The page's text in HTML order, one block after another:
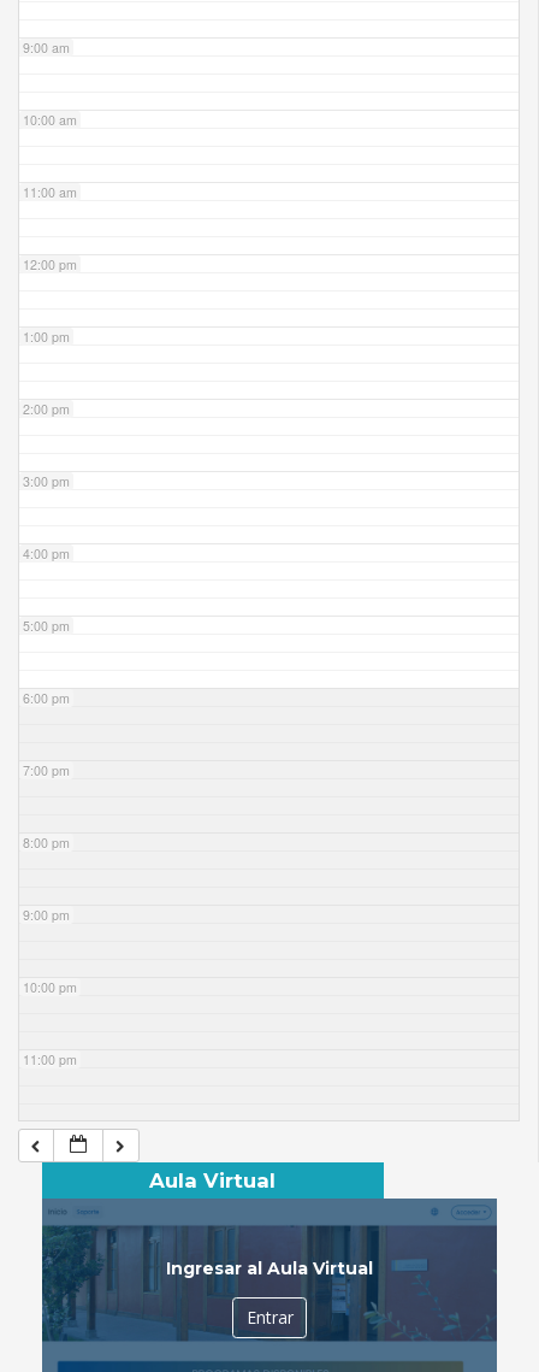
9:00 am
10:00 am
11:00 am
12:00 pm
1:00 pm
2:00 pm
3:00 pm
4:00 pm
5:00 pm
6:00 pm
7:00 pm
8:00 pm
9:00 pm
10:00 pm
11:00 pm
Aula Virtual
Ingresar al Aula Virtual
Entrar